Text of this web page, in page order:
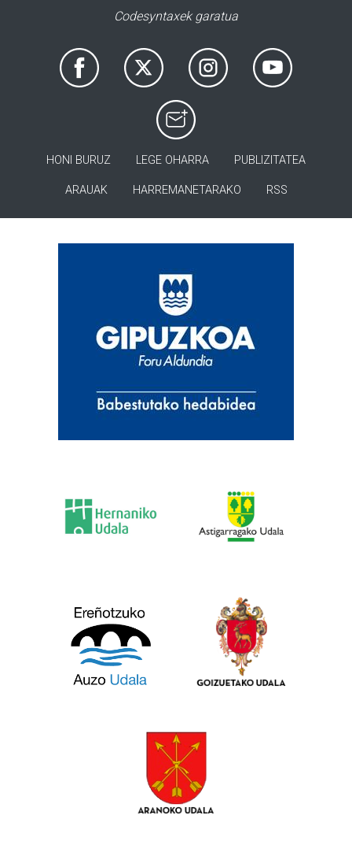
Codesyntaxek garatua
HONI BURUZ LEGE OHARRA PUBLIZITATEA
ARAUAK HARREMANETARAKO RSS